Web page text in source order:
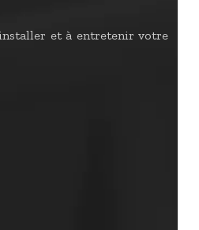
et à entretenir votre